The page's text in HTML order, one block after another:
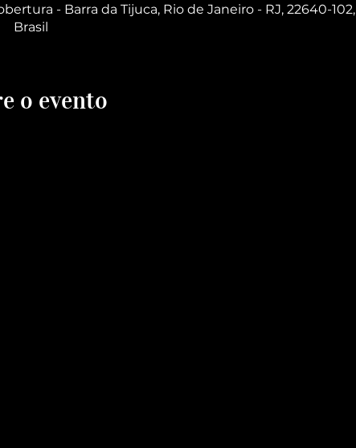
- Barra da Tijuca, Rio de Janeiro - RJ, 22640-102,
Brasil
o evento